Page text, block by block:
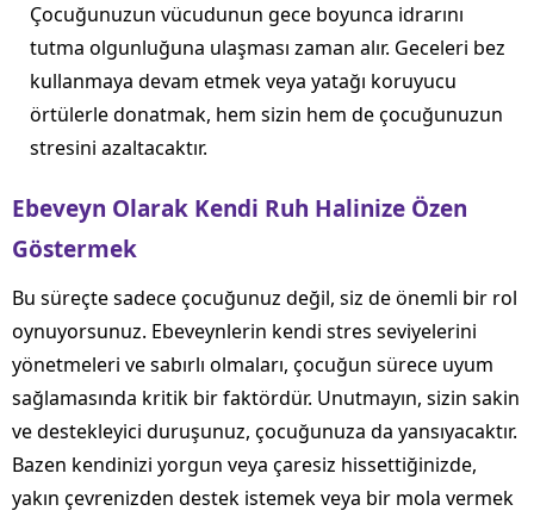
Çocuğunuzun vücudunun gece boyunca idrarını
tutma olgunluğuna ulaşması zaman alır. Geceleri bez
kullanmaya devam etmek veya yatağı koruyucu
örtülerle donatmak, hem sizin hem de çocuğunuzun
stresini azaltacaktır.
Ebeveyn Olarak Kendi Ruh Halinize Özen
Göstermek
Bu süreçte sadece çocuğunuz değil, siz de önemli bir rol
oynuyorsunuz. Ebeveynlerin kendi stres seviyelerini
yönetmeleri ve sabırlı olmaları, çocuğun sürece uyum
sağlamasında kritik bir faktördür. Unutmayın, sizin sakin
ve destekleyici duruşunuz, çocuğunuza da yansıyacaktır.
Bazen kendinizi yorgun veya çaresiz hissettiğinizde,
yakın çevrenizden destek istemek veya bir mola vermek